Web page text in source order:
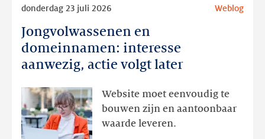
Jongvolwassenen en
domeinnamen: interesse
aanwezig, actie volgt later
donderdag 23 juli 2026 Weblog
Website moet eenvoudig te
bouwen zijn en aantoonbaar
waarde leveren.
Jongvolwassenen
domeinnamen:
aanwezig,
actie
volgt
later